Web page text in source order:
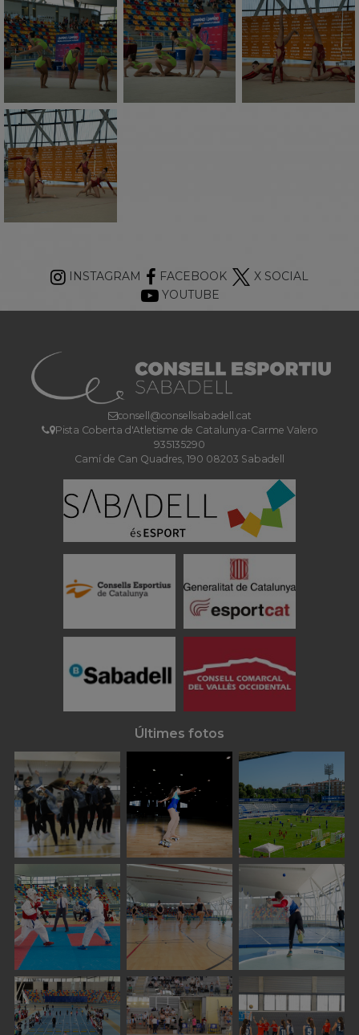
INSTAGRAM FACEBOOK
X SOCIAL
YOUTUBE
consell@consellsabadell.cat
Pista Coberta d'Atletisme de Catalunya-Carme Valero
935135290
Camí de Can Quadres, 190 08203 Sabadell
Últimes fotos